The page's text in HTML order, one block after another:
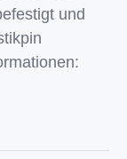
und